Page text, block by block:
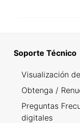
Soporte Técnico
Visualización
Obtenga /
Preguntas
digitales